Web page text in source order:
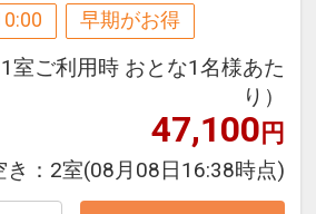
の申込限定だからお得】
泊日の３０日前までにお
」に限りご予約可能なプラ
期間を過ぎてからの変更
客室タイプ・食事条件・
早期がお得
1室ご利用時 おとな1名様あた
り）
47,100円
き： 2室(08月08日16:38時点)